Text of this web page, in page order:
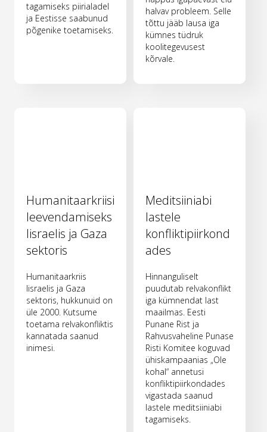
tagamiseks piirialadel
ja Eestisse saabunud
põgenike toetamiseks.
halvav probleem. Selle
tõttu jääb lausa iga
kümnes tüdruk
koolitegevusest
kõrvale.
Humanitaarkriisi
leevendamiseks
Iisraelis ja Gaza
sektoris
Humanitaarkriis
Iisraelis ja Gaza
sektoris, hukkunuid on
üle 2000. Kutsume
toetama relvakonfliktis
kannatada saanud
inimesi.
Meditsiiniabi
lastele
konfliktipiirkond
ades
Hinnanguliselt
puudutab relvakonflikt
iga kümnendat last
maailmas. Eesti
Punane Rist ja
Rahvusvaheline Punase
Risti Komitee koguvad
ühiskampaanias „Ole
kohal“ annetusi
konfliktipiirkondades
vigastada saanud
lastele meditsiiniabi
tagamiseks.